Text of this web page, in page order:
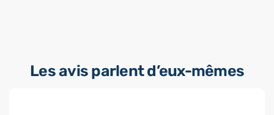
Les avis parlent d’eux-mêmes